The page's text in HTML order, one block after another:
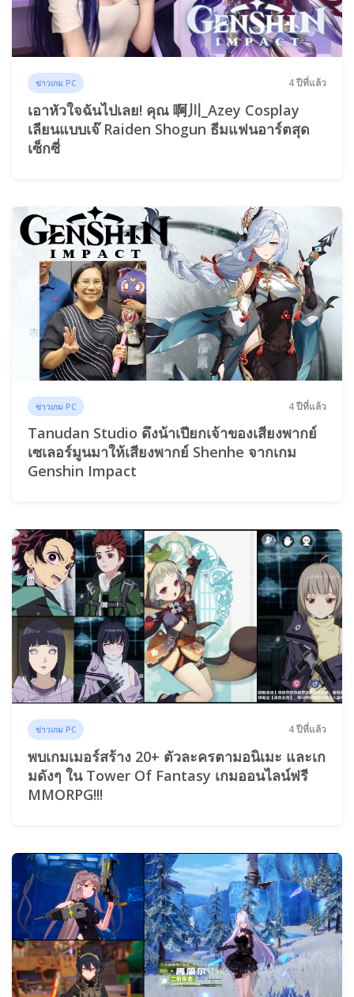
ข่าวเกม PC 4 ปีที่แล้ว
เอาหัวใจฉันไปเลย! คุณ 啊川_Azey Cosplay
เลียนแบบเจ๊ Raiden Shogun ธีมแฟนอาร์ตสุด
เซ็กซี่
ข่าวเกม PC 4 ปีที่แล้ว
Tanudan Studio ดึงน้าเปียกเจ้าของเสียงพากย์
เซเลอร์มูนมาให้เสียงพากย์ Shenhe จากเกม
Genshin Impact
ข่าวเกม PC 4 ปีที่แล้ว
พบเกมเมอร์สร้าง 20+ ตัวละครตามอนิเมะ และเก
มดังๆ ใน Tower Of Fantasy เกมออนไลน์ฟรี
MMORPG!!!